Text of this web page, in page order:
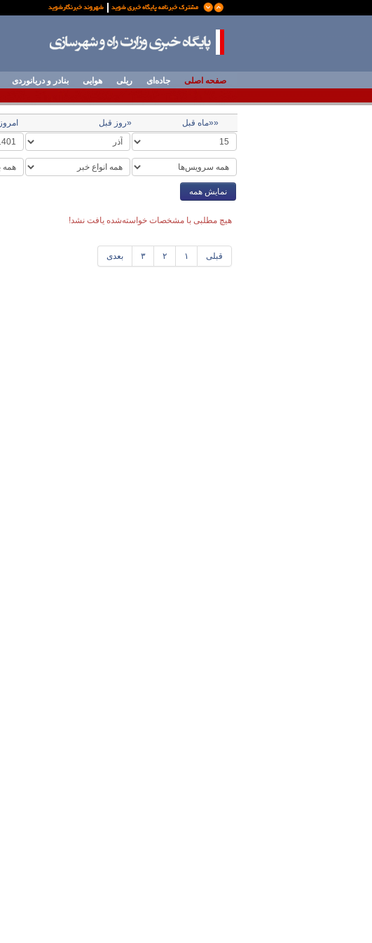
صفحه اصلی جاده‌ای ریلی هوایی بنادر و دریانوردی
««ماه قبل «روز قبل امروز
نمایش همه
هیچ مطلبی با مشخصات خواسته‌شده یافت نشد!
قبلی ۱ ۲ ۳ بعدی